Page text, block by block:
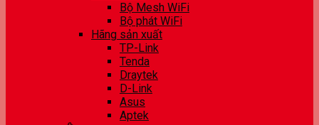
Bộ Mesh WiFi
Bộ phát WiFi
Hãng sản xuất
TP-Link
Tenda
Draytek
D-Link
Asus
Aptek